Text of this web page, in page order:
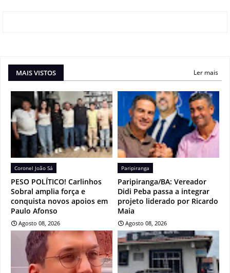
MAIS VISTOS Ler mais
Coronel João Sá
PESO POLÍTICO! Carlinhos
Sobral amplia força e
conquista novos apoios em
Paulo Afonso
Agosto 08, 2026
Paripiranga
Paripiranga/BA: Vereador
Didi Peba passa a integrar
projeto liderado por Ricardo
Maia
Agosto 08, 2026